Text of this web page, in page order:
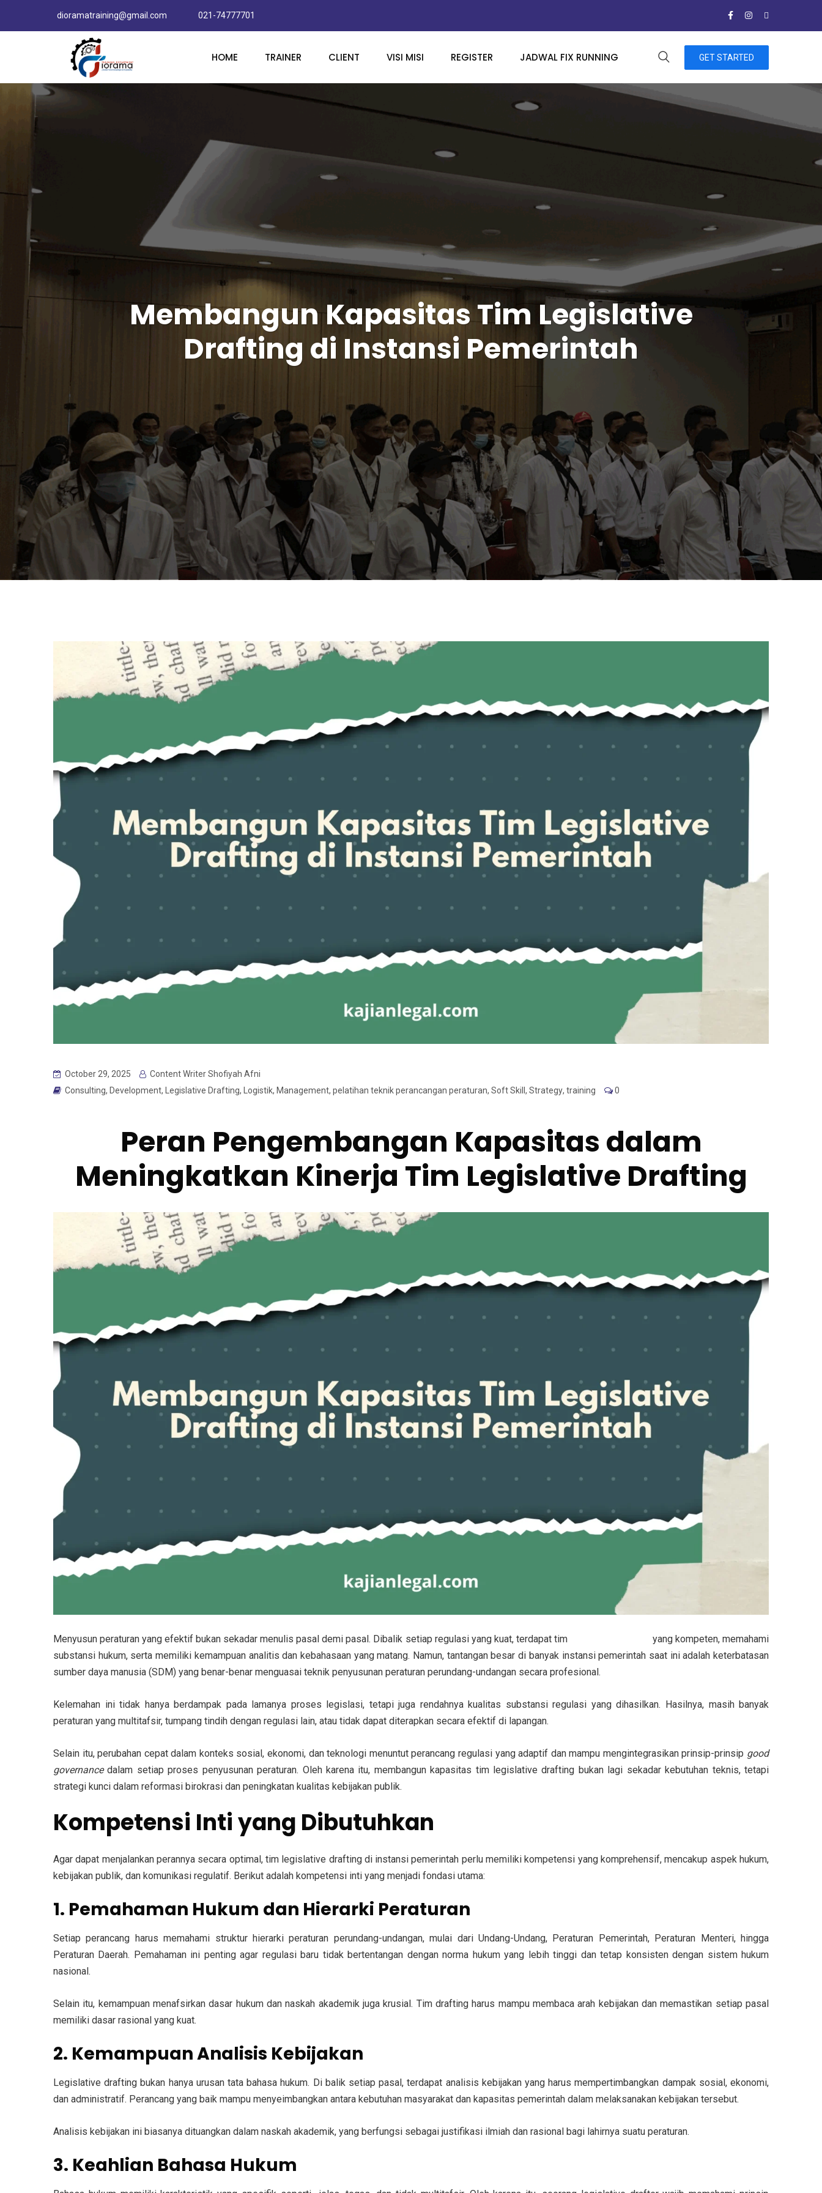
dioramatraining@gmail.com 021-74777701
HOME TRAINER CLIENT VISI MISI REGISTER JADWAL FIX RUNNING GET STARTED
Membangun Kapasitas Tim Legislative
Drafting di Instansi Pemerintah
October 29, 2025
Content Writer Shofiyah Afni
Consulting, Development, Legislative Drafting, Logistik, Management, pelatihan teknik perancangan peraturan, Soft Skill , Strategy, training 0
Peran Pengembangan Kapasitas dalam
Meningkatkan Kinerja Tim Legislative Drafting
Menyusun peraturan yang efektif bukan sekadar menulis pasal demi pasal. Dibalik setiap regulasi yang kuat, terdapat tim
yang kompeten, memahami
substansi hukum, serta memiliki kemampuan analitis dan kebahasaan yang matang. Namun, tantangan besar di banyak instansi pemerintah saat ini adalah keterbatasan
sumber daya manusia (SDM) yang benar-benar menguasai teknik penyusunan peraturan perundang-undangan secara profesional.
Kelemahan ini tidak hanya berdampak pada lamanya proses legislasi, tetapi juga rendahnya kualitas substansi regulasi yang dihasilkan. Hasilnya, masih banyak
peraturan yang multitafsir, tumpang tindih dengan regulasi lain, atau tidak dapat diterapkan secara efektif di lapangan.
Selain itu, perubahan cepat dalam konteks sosial, ekonomi, dan teknologi menuntutperancang regulasi yang adaptif dan mampu mengintegrasikan prinsip-prinsip good
governancedalam setiap proses penyusunan peraturan. Oleh karena itu, membangun kapasitas tim legislative drafting bukan lagi sekadar kebutuhan teknis, tetapi
strategi kunci dalam reformasi birokrasi dan peningkatan kualitas kebijakan publik.
Kompetensi Inti yang Dibutuhkan
Agar dapat menjalankan perannya secara optimal, tim legislative drafting di instansi pemerintah perlu memilikikompetensi yang komprehensif, mencakup aspek hukum,
kebijakan publik, dan komunikasi regulatif. Berikut adalah kompetensi inti yang menjadi fondasi utama:
1. Pemahaman Hukum dan Hierarki Peraturan
Setiap perancang harus memahami struktur hierarki peraturan perundang-undangan, mulai dari Undang-Undang, Peraturan Pemerintah, Peraturan Menteri, hingga
Peraturan Daerah. Pemahaman ini penting agar regulasi baru tidak bertentangan dengan norma hukum yang lebih tinggi dan tetap konsisten dengan sistem hukum
nasional.
Selain itu, kemampuan menafsirkan dasar hukum dan naskah akademikjuga krusial. Tim drafting harus mampu membaca arah kebijakan dan memastikan setiap pasal
memiliki dasar rasional yang kuat.
2. Kemampuan Analisis Kebijakan
Legislative drafting bukan hanya urusan tata bahasa hukum. Di balik setiap pasal, terdapat analisis kebijakanyang harus mempertimbangkan dampak sosial, ekonomi,
dan administratif. Perancang yang baik mampu menyeimbangkan antara kebutuhan masyarakat dan kapasitas pemerintah dalam melaksanakan kebijakan tersebut.
Analisis kebijakan ini biasanya dituangkan dalam naskah akademik, yang berfungsi sebagai justifikasi ilmiah dan rasional bagi lahirnya suatu peraturan.
3. Keahlian Bahasa Hukum